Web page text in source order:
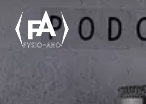
content